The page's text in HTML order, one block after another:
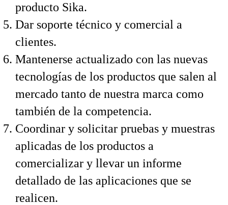
producto Sika.
Dar soporte técnico y comercial a
clientes.
Mantenerse actualizado con las nuevas
tecnologías de los productos que salen al
mercado tanto de nuestra marca como
también de la competencia.
Coordinar y solicitar pruebas y muestras
aplicadas de los productos a
comercializar y llevar un informe
detallado de las aplicaciones que se
realicen.